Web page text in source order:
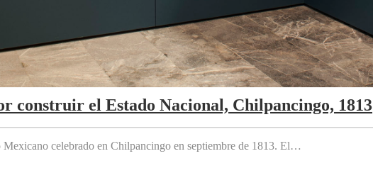
construir el Estado Nacional, Chilpancingo, 1813
celebrado en Chilpancingo en septiembre de 1813. El…